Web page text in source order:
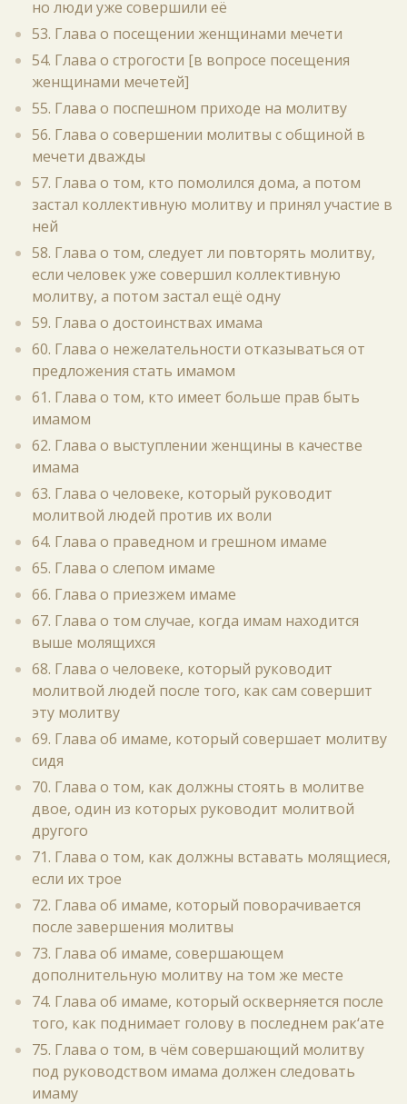
но люди уже совершили её
53. Глава о посещении женщинами мечети
54. Глава о строгости [в вопросе посещения
женщинами мечетей]
55. Глава о поспешном приходе на молитву
56. Глава о совершении молитвы с общиной в
мечети дважды
57. Глава о том, кто помолился дома, а потом
застал коллективную молитву и принял участие в
ней
58. Глава о том, следует ли повторять молитву,
если человек уже совершил коллективную
молитву, а потом застал ещё одну
59. Глава о достоинствах имама
60. Глава о нежелательности отказываться от
предложения стать имамом
61. Глава о том, кто имеет больше прав быть
имамом
62. Глава о выступлении женщины в качестве
имама
63. Глава о человеке, который руководит
молитвой людей против их воли
64. Глава о праведном и грешном имаме
65. Глава о слепом имаме
66. Глава о приезжем имаме
67. Глава о том случае, когда имам находится
выше молящихся
68. Глава о человеке, который руководит
молитвой людей после того, как сам совершит
эту молитву
69. Глава об имаме, который совершает молитву
сидя
70. Глава о том, как должны стоять в молитве
двое, один из которых руководит молитвой
другого
71. Глава о том, как должны вставать молящиеся,
если их трое
72. Глава об имаме, который поворачивается
после завершения молитвы
73. Глава об имаме, совершающем
дополнительную молитву на том же месте
74. Глава об имаме, который оскверняется после
того, как поднимает голову в последнем рак‘ате
75. Глава о том, в чём совершающий молитву
под руководством имама должен следовать
имаму